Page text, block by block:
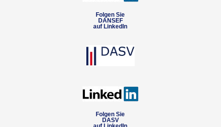
Folgen Sie
DANSEF
auf LinkedIn
Folgen Sie
DASV